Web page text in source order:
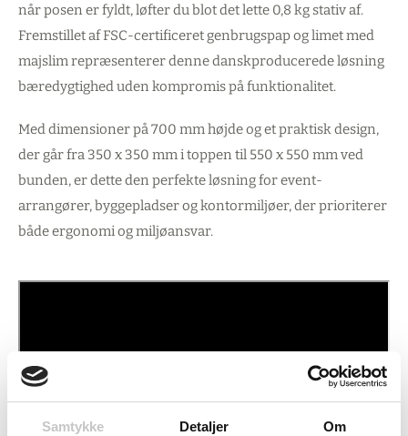
Samtykke Detaljer Om
når posen er fyldt, løfter du blot det lette 0,8 kg stativ af.
Fremstillet af FSC-certificeret genbrugspap og limet med
majslim repræsenterer denne danskproducerede løsning
bæredygtighed uden kompromis på funktionalitet.
Med dimensioner på 700 mm højde og et praktisk design,
der går fra 350 x 350 mm i toppen til 550 x 550 mm ved
bunden, er dette den perfekte løsning for event-
arrangører, byggepladser og kontormiljøer, der prioriterer
både ergonomi og miljøansvar.